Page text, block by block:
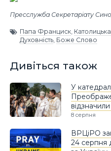
Пресслужба Секретаріату
Папа Франциск
Духовність Боже Слово
Дивіться також
У
8 серпня
ВРЦіРО
24 серпня